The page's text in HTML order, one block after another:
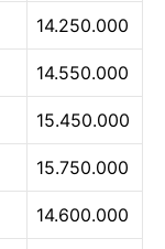
14.250.000
14.550.000
15.450.000
15.750.000
14.600.000